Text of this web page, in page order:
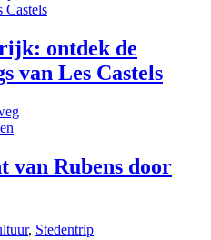
ontdek de
van Les Castels
van Rubens door
, Stedentrip